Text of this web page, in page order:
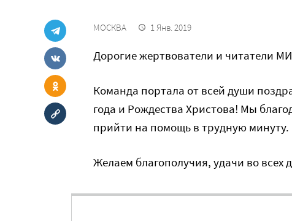
МОСКВА 1 Янв. 2019
Дорогие жертвователи и читатели
Команда портала от всей души
года и Рождества Христова! Мы
прийти на помощь в трудную минуту.
Желаем благополучия, удачи во всех